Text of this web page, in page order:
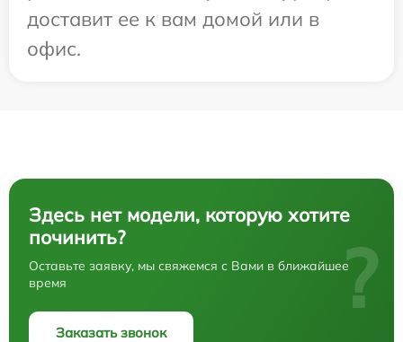
доставит ее к вам домой или в
офис.
Здесь нет модели, которую хотите
починить?
Оставьте заявку, мы свяжемся с Вами в ближайшее
время
Заказать звонок
?